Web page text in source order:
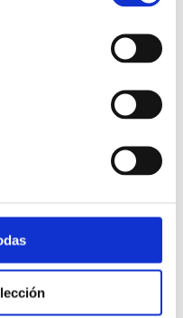
las inversiones en
la experiencia del
el flujo de trabajo y
través de estos cuatro
agentes y